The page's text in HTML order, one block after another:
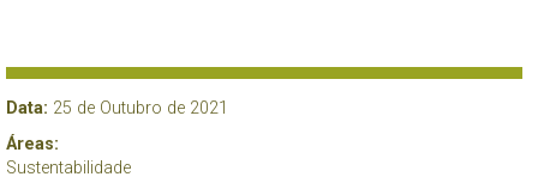
Data: 25 de Outubro de 2021
Áreas:
Sustentabilidade